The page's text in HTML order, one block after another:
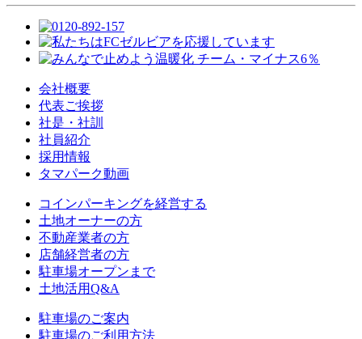
会社概要
代表ご挨拶
社是・社訓
社員紹介
採用情報
タマパーク動画
コインパーキングを経営する
土地オーナーの方
不動産業者の方
店舗経営者の方
駐車場オープンまで
土地活用Q&A
駐車場のご案内
駐車場のご利用方法